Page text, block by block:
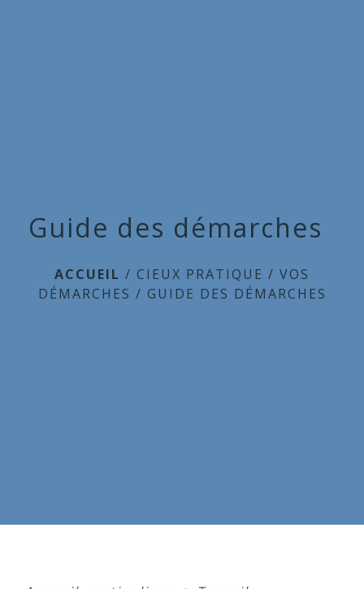
Guide des démarches
ACCUEIL / CIEUX PRATIQUE / VOS
DÉMARCHES / GUIDE DES DÉMARCHES